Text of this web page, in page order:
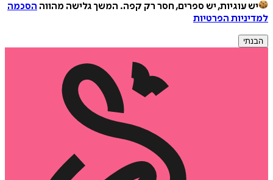
יש עוגיות, יש ספרים, חסר רק קפה. המשך גלישה מהווה הסכמה
למדיניות הפרטיות
הבנתי